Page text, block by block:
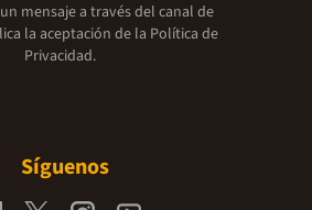
mensaje a través del canal de
la aceptación de la Política de
Privacidad.
Síguenos